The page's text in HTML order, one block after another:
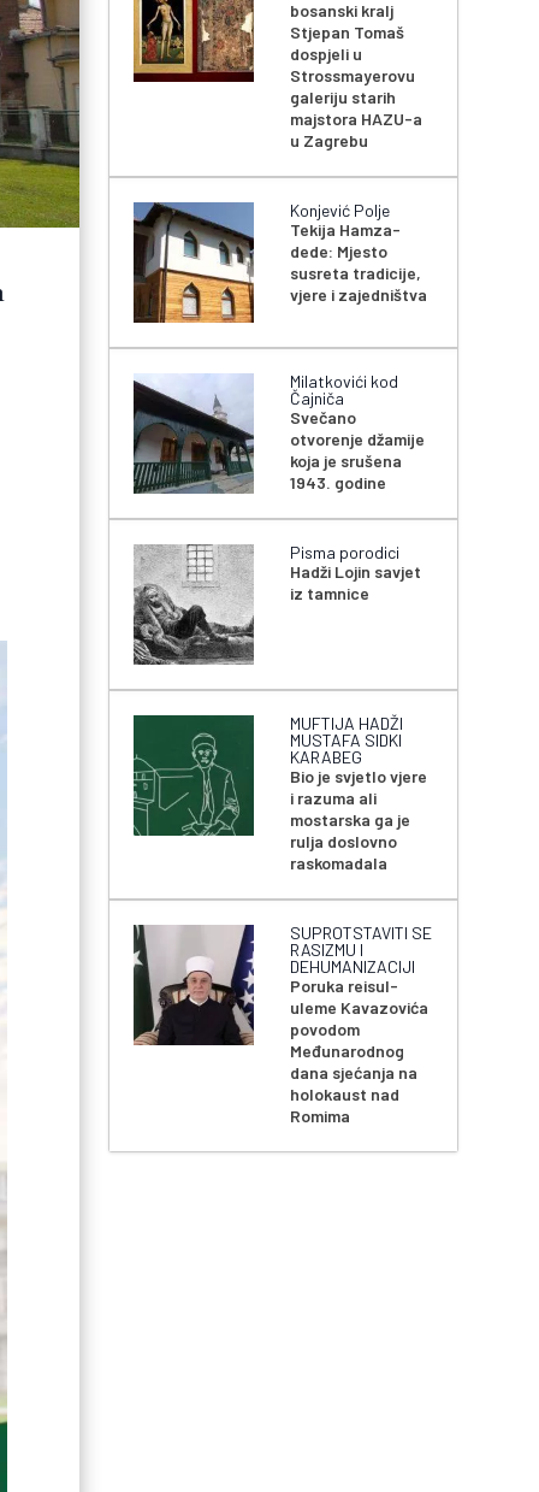
bosanski kralj
Stjepan Tomaš
dospjeli u
Strossmayerovu
galeriju starih
majstora HAZU-a
u Zagrebu
Konjević Polje
Tekija Hamza-
dede: Mjesto
susreta tradicije,
vjere i zajedništva
Milatkovići kod
Čajniča
Svečano
otvorenje džamije
koja je srušena
1943. godine
Pisma porodici
Hadži Lojin savjet
iz tamnice
MUFTIJA HADŽI
MUSTAFA SIDKI
KARABEG
Bio je svjetlo vjere
i razuma ali
mostarska ga je
rulja doslovno
raskomadala
SUPROTSTAVITI SE
RASIZMU I
DEHUMANIZACIJI
Poruka reisul-
uleme Kavazovića
povodom
Međunarodnog
dana sjećanja na
holokaust nad
Romima